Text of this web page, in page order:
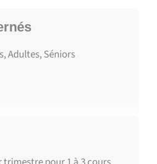
Adultes, Séniors